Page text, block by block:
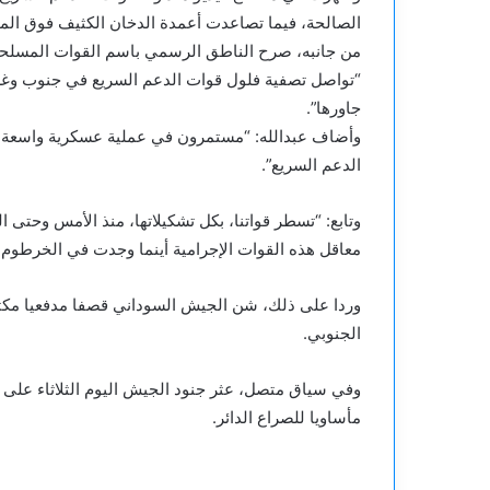
الصالحة، فيما تصاعدت أعمدة الدخان الكثيف فوق
من جانبه، صرح الناطق الرسمي باسم القوات المسلحة
“تواصل تصفية فلول قوات الدعم السريع في جنوب
جاورها”.
وأضاف عبدالله: “مستمرون في عملية عسكرية
الدعم السريع”.
وتابع: “تسطر قواتنا، بكل تشكيلاتها، منذ الأمس
معاقل هذه القوات الإجرامية أينما وجدت في
وردا على ذلك، شن الجيش السوداني قصفا مدفعيا
الجنوبي.
وفي سياق متصل، عثر جنود الجيش اليوم الثلاثاء
مأساويا للصراع الدائر.